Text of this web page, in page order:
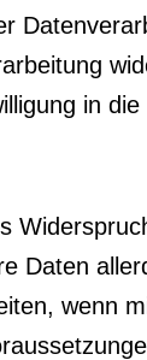
in
Daten
wenn